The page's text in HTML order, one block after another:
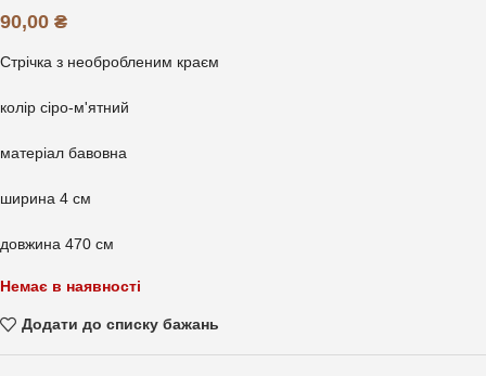
90,00 ₴
Стрічка з необробленим краєм
колір сіро-м'ятний
матеріал бавовна
ширина 4 см
довжина 470 см
Немає в наявності
Додати до списку бажань